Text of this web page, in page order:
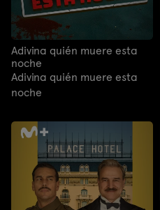
Adivina quién muere esta
noche
Adivina quién muere esta
noche